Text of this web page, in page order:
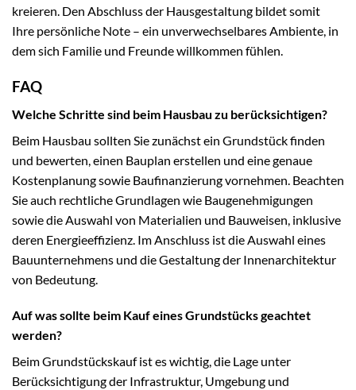
kreieren. Den Abschluss der Hausgestaltung bildet somit
Ihre persönliche Note – ein unverwechselbares Ambiente, in
dem sich Familie und Freunde willkommen fühlen.
FAQ
Welche Schritte sind beim Hausbau zu berücksichtigen?
Beim Hausbau sollten Sie zunächst ein Grundstück finden
und bewerten, einen Bauplan erstellen und eine genaue
Kostenplanung sowie Baufinanzierung vornehmen. Beachten
Sie auch rechtliche Grundlagen wie Baugenehmigungen
sowie die Auswahl von Materialien und Bauweisen, inklusive
deren Energieeffizienz. Im Anschluss ist die Auswahl eines
Bauunternehmens und die Gestaltung der Innenarchitektur
von Bedeutung.
Auf was sollte beim Kauf eines Grundstücks geachtet
werden?
Beim Grundstückskauf ist es wichtig, die Lage unter
Berücksichtigung der Infrastruktur, Umgebung und